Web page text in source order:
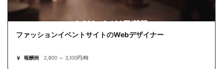
ファッションイベントサイトのWebデザイナー
報酬例 2,800 ～ 3,100円/時